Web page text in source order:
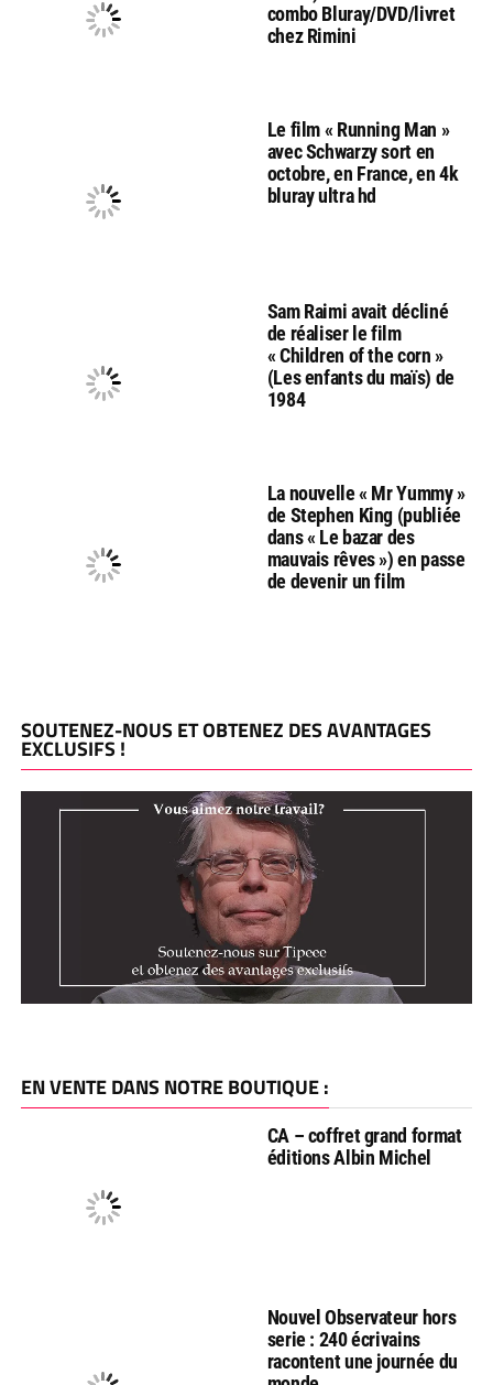
combo Bluray/DVD/livret
chez Rimini
Le film « Running Man »
avec Schwarzy sort en
octobre, en France, en 4k
bluray ultra hd
Sam Raimi avait décliné
de réaliser le film
« Children of the corn »
(Les enfants du maïs) de
1984
La nouvelle « Mr Yummy »
de Stephen King (publiée
dans « Le bazar des
mauvais rêves ») en passe
de devenir un film
SOUTENEZ-NOUS ET OBTENEZ DES AVANTAGES
EXCLUSIFS !
EN VENTE DANS NOTRE BOUTIQUE :
CA – coffret grand format
éditions Albin Michel
Nouvel Observateur hors
serie : 240 écrivains
racontent une journée du